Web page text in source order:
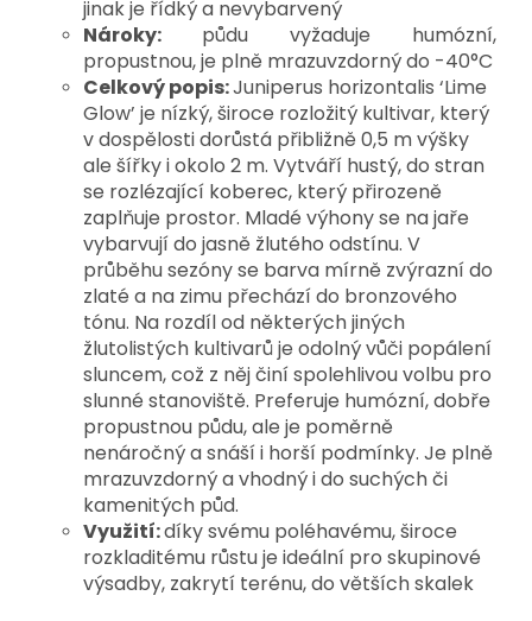
jinak je řídký a nevybarvený
Nároky: půdu vyžaduje humózní,
propustnou, je plně mrazuvzdorný do -40°C
Celkový popis:Juniperus horizontalis ‘Lime
Glow’ je nízký, široce rozložitý kultivar, který
v dospělosti dorůstá přibližně 0,5 m výšky
ale šířky i okolo 2 m. Vytváří hustý, do stran
se rozlézající koberec, který přirozeně
zaplňuje prostor. Mladé výhony se na jaře
vybarvují do jasně žlutého odstínu. V
průběhu sezóny se barva mírně zvýrazní do
zlaté a na zimu přechází do bronzového
tónu. Na rozdíl od některých jiných
žlutolistých kultivarů je odolný vůči popálení
sluncem, což z něj činí spolehlivou volbu pro
slunné stanoviště. Preferuje humózní, dobře
propustnou půdu, ale je poměrně
nenáročný a snáší i horší podmínky. Je plně
mrazuvzdorný a vhodný i do suchých či
kamenitých půd.
Využití:díky svému poléhavému, široce
rozkladitému růstu je ideální pro skupinové
výsadby, zakrytí terénu, do větších skalek